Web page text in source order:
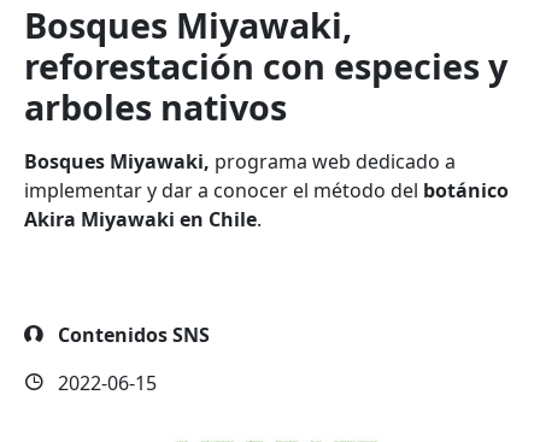
Bosques Miyawaki,
reforestación con especies y
arboles nativos
Bosques Miyawaki, programa web dedicado a
implementar y dar a conocer el método del botánico
Akira Miyawaki en Chile.
Contenidos SNS
2022-06-15